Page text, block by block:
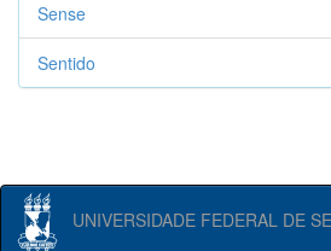
Sense
Sentido
UNIVERSIDADE FEDERAL DE